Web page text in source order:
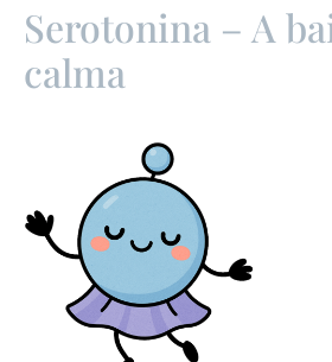
Serotonina – A
calma